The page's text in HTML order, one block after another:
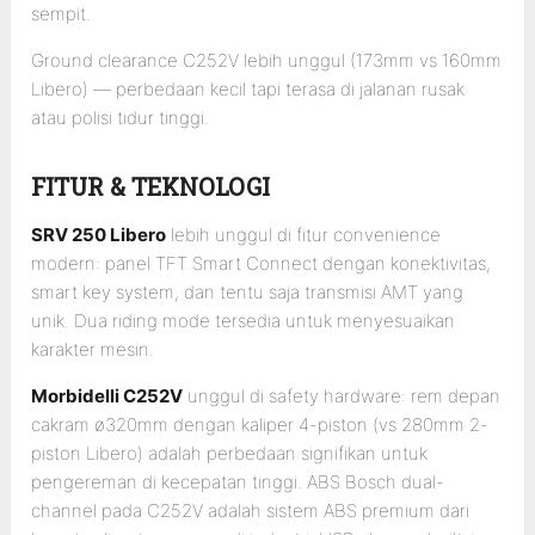
sempit.
Ground clearance C252V lebih unggul (173mm vs 160mm
Libero) — perbedaan kecil tapi terasa di jalanan rusak
atau polisi tidur tinggi.
FITUR & TEKNOLOGI
SRV 250 Libero lebih unggul di fitur convenience
modern: panel TFT Smart Connect dengan konektivitas,
smart key system, dan tentu saja transmisi AMT yang
unik. Dua riding mode tersedia untuk menyesuaikan
karakter mesin.
Morbidelli C252V unggul di safety hardware: rem depan
cakram ø320mm dengan kaliper 4-piston (vs 280mm 2-
piston Libero) adalah perbedaan signifikan untuk
pengereman di kecepatan tinggi. ABS Bosch dual-
channel pada C252V adalah sistem ABS premium dari